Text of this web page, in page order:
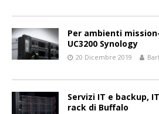
Per ambienti
UC3200 Synology
20 Dicembre 2019
Servizi IT e backup,
rack di Buffalo